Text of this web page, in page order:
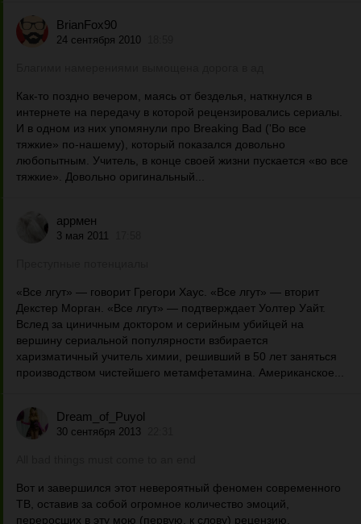
BrianFox90
24 сентября 2010
Как-то поздно вечером, маясь от безделья, наткнулся в
интернете на передачу в которой рецензировались сериалы.
И в одном из них упомянули про Breaking Bad ('Во все
тяжкие» по-нашему), который показался довольно
любопытным. Учитель, в конце своей жизни пускается «во все
тяжкие». Довольно оригинальный...
аррмен
3 мая 2011
«Все лгут» — говорит Грегори Хаус. «Все лгут» — вторит
Декстер Морган. «Все лгут» — подтверждает Уолтер Уайт.
Вслед за циничным доктором и серийным убийцей на
вершину сериальной популярности взбирается
харизматичный учитель химии, решивший в 50 лет заняться
производством чистейшего метамфетамина. Американское...
Dream_of_Puyol
30 сентября 2013
Вот и завершился этот невероятный феномен современного
ТВ, оставив за собой огромное количество эмоций,
переросших в эту мою (первую, к слову) рецензию.